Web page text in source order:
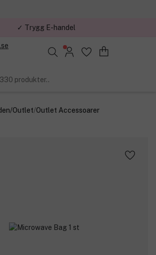
✓ Trygg E-handel
produkter..
/Outlet/Outlet Accessoarer